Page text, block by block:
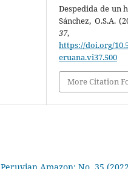
Despedida de un
Sánchez, O.S.A.
37,
https://doi.org/
eruana.vi37.500
More Citation
Peruvian Amazon: No. 35